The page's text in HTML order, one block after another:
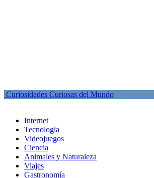
Curiosidades Curiosas del Mundo
Internet
Tecnologia
Videojuegos
Ciencia
Animales y Naturaleza
Viajes
Gastronomía